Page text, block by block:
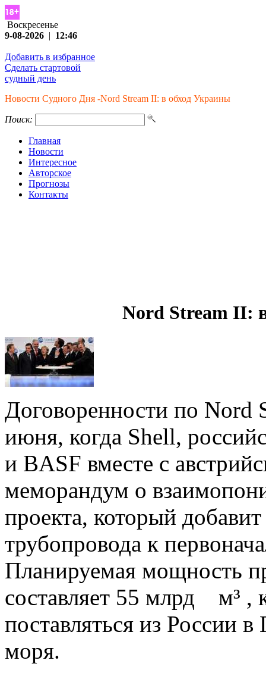
Воскресенье
9-08-2026 | 12:46
Добавить в избранное
Сделать стартовой
судный день
Новости Судного Дня -Nord Stream II: в обход Украины
Поиск:
Главная
Новости
Интересное
Авторское
Прогнозы
Контакты
Nord Stream II:
Договоренности по Nord
июня, когда Shell,
и BASF вместе с
меморандум о
проекта, который
трубопровода к
Планируемая мощность
составляет 55 млрд м³ ,
поставляться из России
моря.